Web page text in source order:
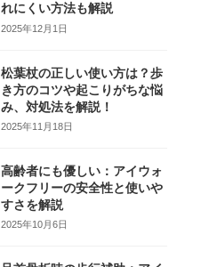
れにくい方法も解説
2025年12月1日
松葉杖の正しい使い方は？歩
き方のコツや起こりがちな悩
み、対処法を解説！
2025年11月18日
高齢者にも優しい：アイウォ
ークフリーの安全性と使いや
すさを解説
2025年10月6日